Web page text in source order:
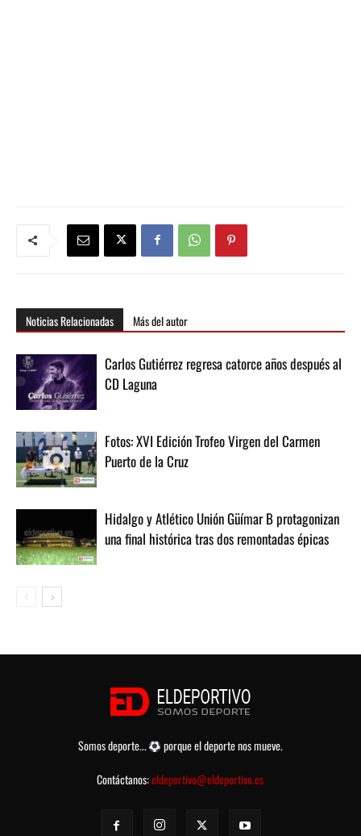
Noticias Relacionadas Más del autor
Carlos Gutiérrez regresa catorce años después al
CD Laguna
Fotos: XVI Edición Trofeo Virgen del Carmen
Puerto de la Cruz
Hidalgo y Atlético Unión Güímar B protagonizan
una final histórica tras dos remontadas épicas
Somos deporte...
porque el deporte nos mueve.
Contáctanos:eldeportivo@eldeportivo.es